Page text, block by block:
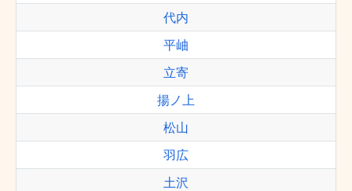
代内
平岫
立寄
揚ノ上
松山
羽広
土沢